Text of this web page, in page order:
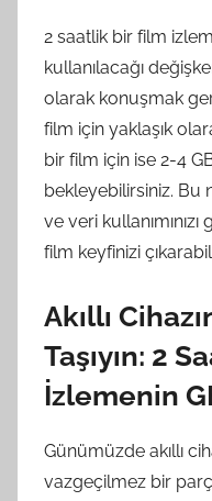
2 saatlik bir film
kullanılacağı
olarak konuşmak
film için yaklaşık
bir film için ise 2-4
bekleyebilirsiniz. Bu
ve veri
film keyfinizi
Akıllı
Taşıyın: 2
İzlemenin
Günümüzde akıllı
vazgeçilmez bir